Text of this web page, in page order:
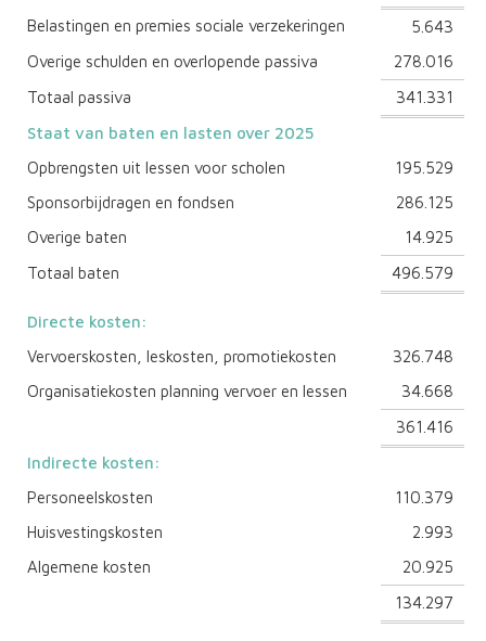
Belastingen en premies sociale verzekeringen
5.643
Overige schulden en overlopende passiva
278.016
Totaal passiva
341.331
Staat van baten en lasten over 2025
Opbrengsten uit lessen voor scholen
195.529
Sponsorbijdragen en fondsen
286.125
Overige baten
14.925
Totaal baten
496.579
Directe kosten:
Vervoerskosten, leskosten, promotiekosten
326.748
Organisatiekosten planning vervoer en lessen
34.668
361.416
Indirecte kosten:
Personeelskosten
110.379
Huisvestingskosten
2.993
Algemene kosten
20.925
134.297